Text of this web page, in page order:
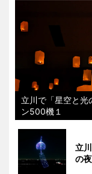
立川で「星空と
ン500機１
立
の